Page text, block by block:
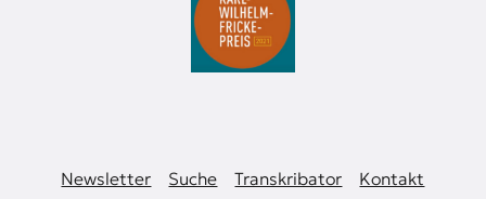
Newsletter Suche Transkribator Kontakt